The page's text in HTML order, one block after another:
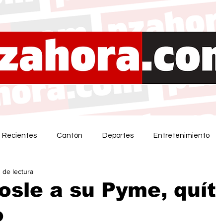
Recientes Cantón Deportes Entretenimiento
a su Pyme,
de lectura